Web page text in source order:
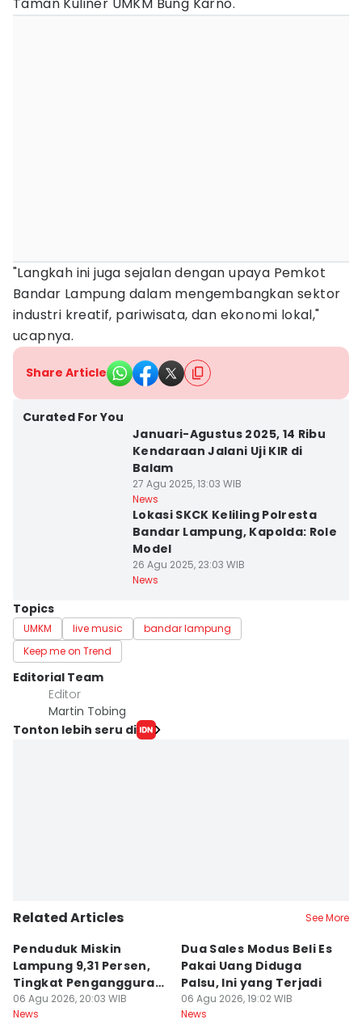
"Langkah ini juga sejalan dengan upaya Pemkot
Bandar Lampung dalam mengembangkan sektor
industri kreatif, pariwisata, dan ekonomi lokal,"
ucapnya.
Share Article
Curated For You
Januari-Agustus 2025, 14 Ribu
Kendaraan Jalani Uji KIR di
Balam
27 Agu 2025, 13:03 WIB
News
Lokasi SKCK Keliling Polresta
Bandar Lampung, Kapolda: Role
Model
26 Agu 2025, 23:03 WIB
News
Topics
UMKM live music
bandar lampung
Keep me on Trend
Editorial Team
Editor
Martin Tobing
Tonton lebih seru di
Related Articles See More
Penduduk Miskin
Lampung 9,31 Persen,
Tingkat Pengangguran
Terbuka Naik
06 Agu 2026, 20:03 WIB
News
Dua Sales Modus Beli Es
Pakai Uang Diduga
Palsu, Ini yang Terjadi
06 Agu 2026, 19:02 WIB
News